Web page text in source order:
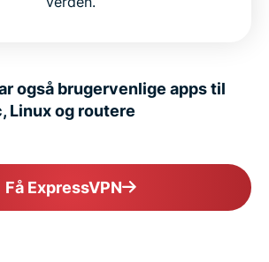
også brugervenlige apps til
Linux og routere
Få ExpressVPN